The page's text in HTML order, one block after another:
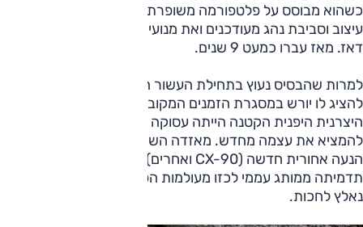
כשהוא מבוסס על פלטפורמה משופרת של הדור היוצא ומוסיף
דאז. מאז עברו כמעט 9 שנים.
למרות שהבסיס נעוץ בתחילת העשור הקודם, במאזדה לא מיהרו
היצרנית היפנית הקטנה הייתה עסוקה בשנים האחרונות בניסיון
להמציא את עצמה מחדש. מאזדה השקיעה בפיתוח פלטפורמת
הנעה אחורית חדשה (CX-90 ואחרים) בניסיון לשנות את
נאלץ לחכות.